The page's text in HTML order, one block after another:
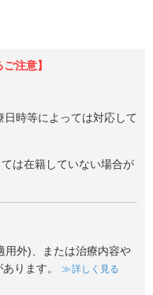
注意】
日時等によっては対応して
は在籍していない場合が
用外)、または治療内容や
ります。
詳しく見る